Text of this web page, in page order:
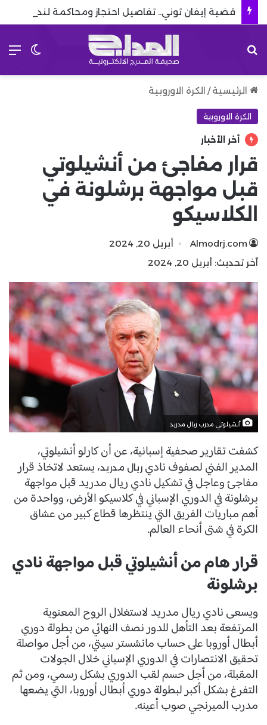
قضية إيفان توني.. تفاصيل احتجاز ومحاكمة لندن
الرئيسية / الكرة الاوروبية
الكرة الاوروبية
أخر الأخبار
قرار مفاجئ من أنشيلوتي
قبل مواجهة برشلونة في
الكلاسيكو
Almodrj.com
أبريل 20, 2024
آخر تحديث: أبريل 20, 2024
أنشيلوتي مدرب ريال مدريد
كشفت تقارير صحفية إسبانية، عن أن كارلو أنشيلوتي،
المدير الفني لصفوف نادي ريال مدريد، يستعد لاتخاذ قرار
مفاجئ وعاجل في تشكيل نادي ريال مدريد قبل مواجهة
برشلونة في الدوري الإسباني في كلاسيكو الأرض، وواحدة من
أهم مباريات الفريق التي ينتظرها قطاع كبير من عشاق
الكرة في شتى أنحاء العالم.
قرار هام من أنشيلوتي قبل مواجهة نادي
برشلونة
ويسعى نادي ريال مدريد لاستغلال الروح المعنوية
المرتفعة بعد التأهل للدور نصف النهائي من بطولة دوري
أبطال أوروبا على حساب مانشستر سيتي، من أجل مواصلة
تحقيق الانتصارات في الدوري الإسباني خلال الجولات
المقبلة، من أجل حسم لقب الدوري بشكل رسمي، ومن ثم
التفرغ بشكل أكبر لبطولة دوري أبطال أوروبا، التي يضعها
مدرب الميرنجي صوب أعينه.